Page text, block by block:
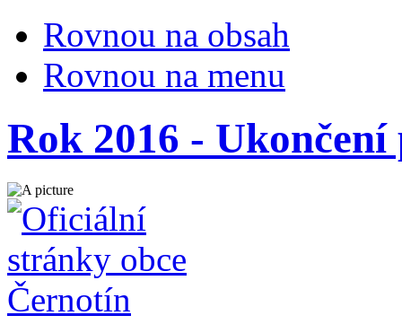
Rovnou na obsah
Rovnou na menu
Rok 2016 -